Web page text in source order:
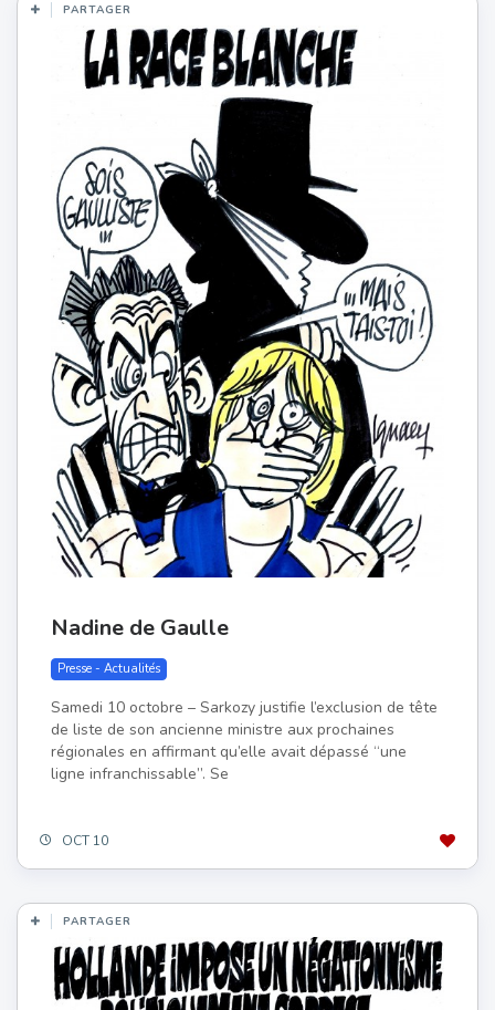
PARTAGER
Nadine de Gaulle
Presse - Actualités
Samedi 10 octobre – Sarkozy justifie l’exclusion de tête
de liste de son ancienne ministre aux prochaines
régionales en affirmant qu’elle avait dépassé “une
ligne infranchissable”. Se
OCT 10
PARTAGER